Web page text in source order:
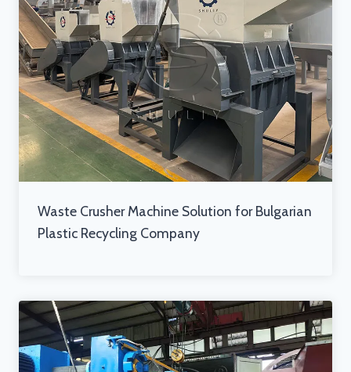
Waste Crusher Machine Solution for Bulgarian
Plastic Recycling Company